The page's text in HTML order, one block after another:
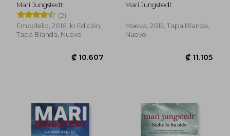
Mari Jungstedt
(2)
Embolsillo, 2016, 1o Edición,
Tapa Blanda, Nuevo
Mari Jungstedt
Maeva, 2012, Tapa Blanda,
Nuevo